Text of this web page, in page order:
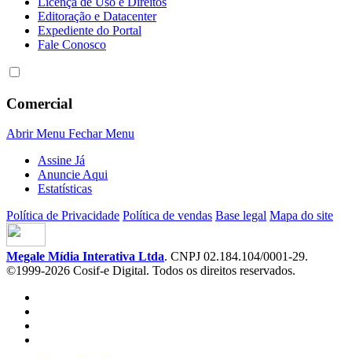
Editoração e Datacenter
Expediente do Portal
Fale Conosco
Comercial
Abrir Menu Fechar Menu
Assine Já
Anuncie Aqui
Estatísticas
Política de Privacidade Política de vendas Base legal Mapa do site
Megale Mídia Interativa Ltda. CNPJ 02.184.104/0001-29.
©1999-2026 Cosif-e Digital. Todos os direitos reservados.